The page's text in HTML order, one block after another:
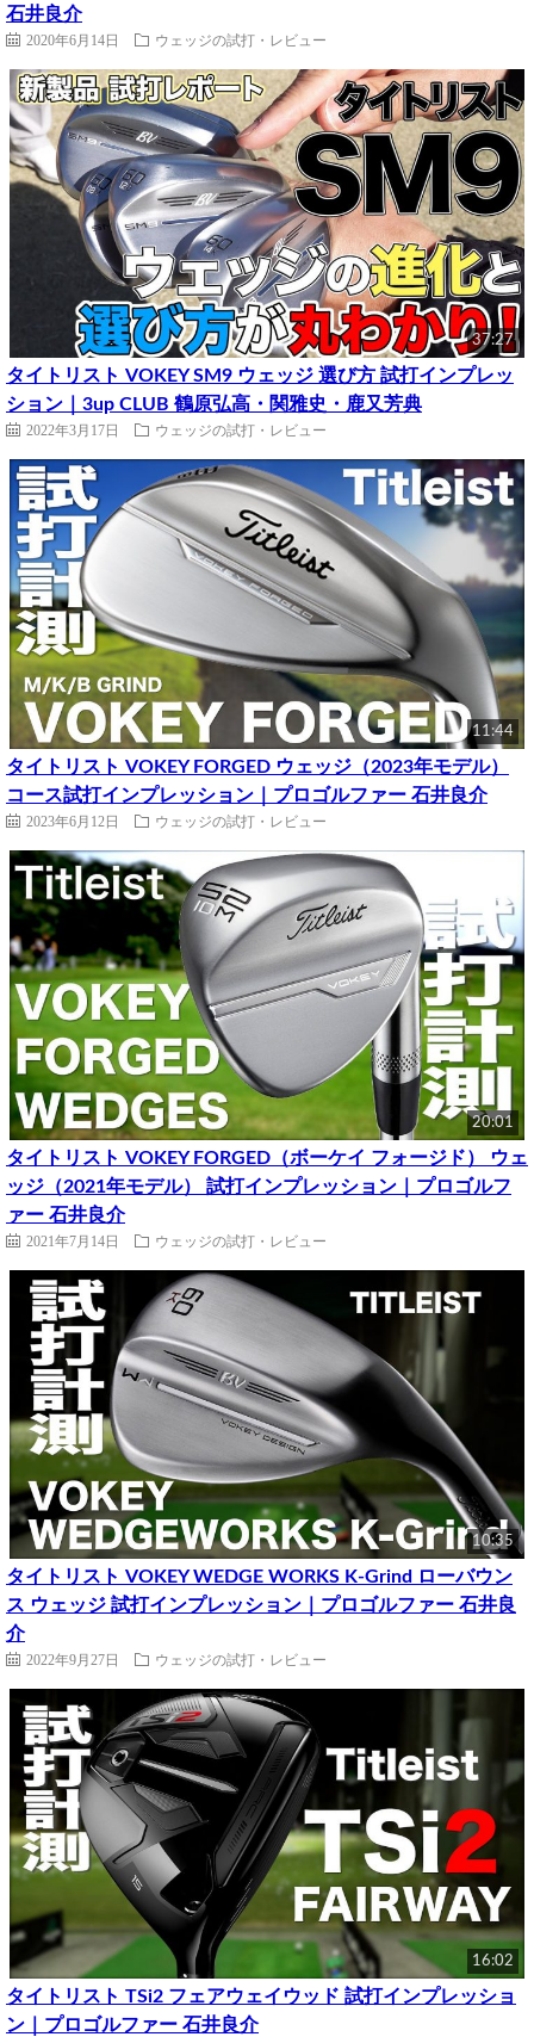
石井良介
2020年6月14日 ウェッジの試打・レビュー
37:27
タイトリスト VOKEY SM9 ウェッジ 選び方 試打インプレッ
ション｜3up CLUB 鶴原弘高・関雅史・鹿又芳典
2022年3月17日 ウェッジの試打・レビュー
11:44
タイトリスト VOKEY FORGED ウェッジ（2023年モデル）
コース試打インプレッション｜プロゴルファー 石井良介
2023年6月12日 ウェッジの試打・レビュー
20:01
タイトリスト VOKEY FORGED（ボーケイ フォージド） ウェ
ッジ（2021年モデル） 試打インプレッション｜プロゴルフ
ァー 石井良介
2021年7月14日 ウェッジの試打・レビュー
10:35
タイトリスト VOKEY WEDGE WORKS K-Grind ローバウン
ス ウェッジ 試打インプレッション｜プロゴルファー 石井良
介
2022年9月27日 ウェッジの試打・レビュー
16:02
タイトリスト TSi2 フェアウェイウッド 試打インプレッショ
ン｜プロゴルファー 石井良介